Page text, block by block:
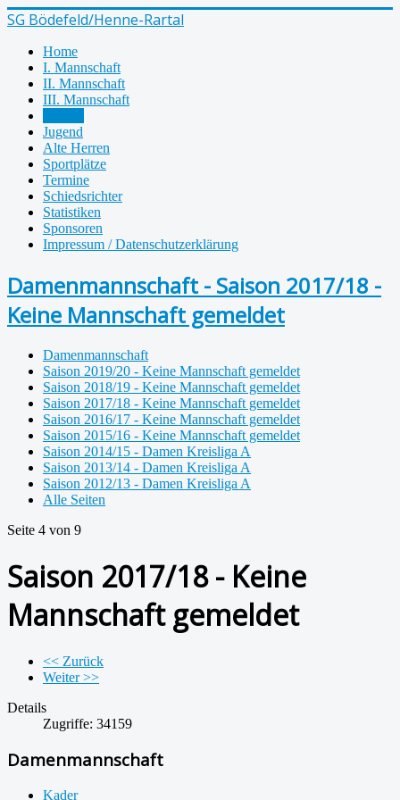
SG Bödefeld/Henne-Rartal
Home
I. Mannschaft
II. Mannschaft
III. Mannschaft
Jugend
Alte Herren
Sportplätze
Termine
Schiedsrichter
Statistiken
Sponsoren
Impressum / Datenschutzerklärung
Damenmannschaft - Saison 2017/18 -
Keine Mannschaft gemeldet
Damenmannschaft
Saison 2019/20 - Keine Mannschaft gemeldet
Saison 2018/19 - Keine Mannschaft gemeldet
Saison 2017/18 - Keine Mannschaft gemeldet
Saison 2016/17 - Keine Mannschaft gemeldet
Saison 2015/16 - Keine Mannschaft gemeldet
Saison 2014/15 - Damen Kreisliga A
Saison 2013/14 - Damen Kreisliga A
Saison 2012/13 - Damen Kreisliga A
Alle Seiten
Seite 4 von 9
Saison 2017/18 - Keine
Mannschaft gemeldet
<< Zurück
Weiter >>
Details
Zugriffe: 34159
Damenmannschaft
Kader